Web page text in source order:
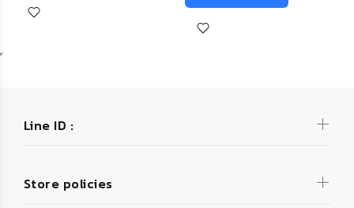
Line ID :
Store policies